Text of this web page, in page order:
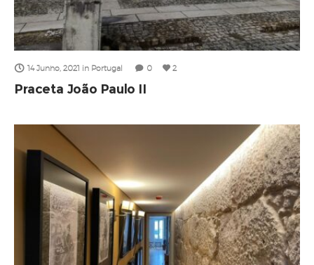
14 Junho, 2021 in Portugal 0 2
Praceta João Paulo II